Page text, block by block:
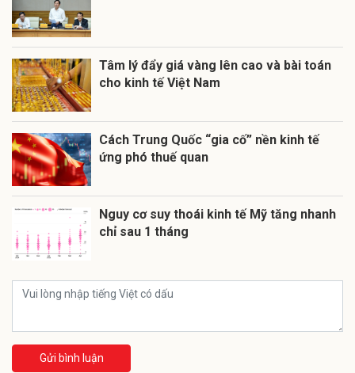
Tâm lý đẩy giá vàng lên cao và bài toán
cho kinh tế Việt Nam
Cách Trung Quốc “gia cố” nền kinh tế
ứng phó thuế quan
Nguy cơ suy thoái kinh tế Mỹ tăng nhanh
chỉ sau 1 tháng
Gửi bình luận